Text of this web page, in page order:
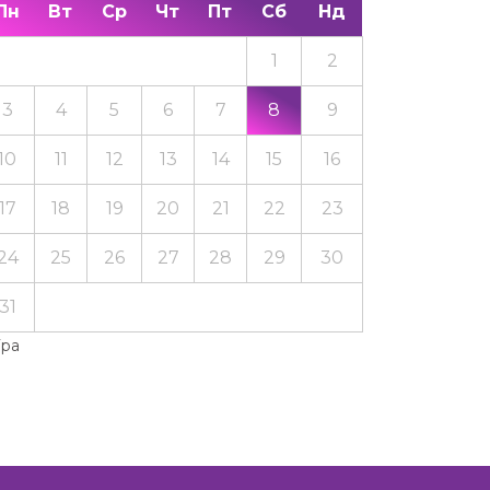
Вт Ср Чт Пт Сб Нд
1 2
3 4 5 6 7 8 9
11 12 13 14 15 16
18 19 20 21 22 23
25 26 27 28 29 30